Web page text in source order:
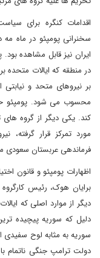
اقدامات کنگره برای
سخنرانی پومپئو در ماه مه
ایران نیز قابل مشاهده
در منطقه که ایالات متحده
بر نیروهای متحد و
محسوب می شود. پومپئو
کند. یکی دیگر از گروه
مورد تمرکز قرار
فرماندهی عربستان سعودی
اظهارات پومپئو و قانون
برایان هوک، رئیس
دیگر از موارد اصلی که
دلیل که سوریه پیچیده
سوریه به مثابه لوح
دولت ترامپ جنگی ناتمام